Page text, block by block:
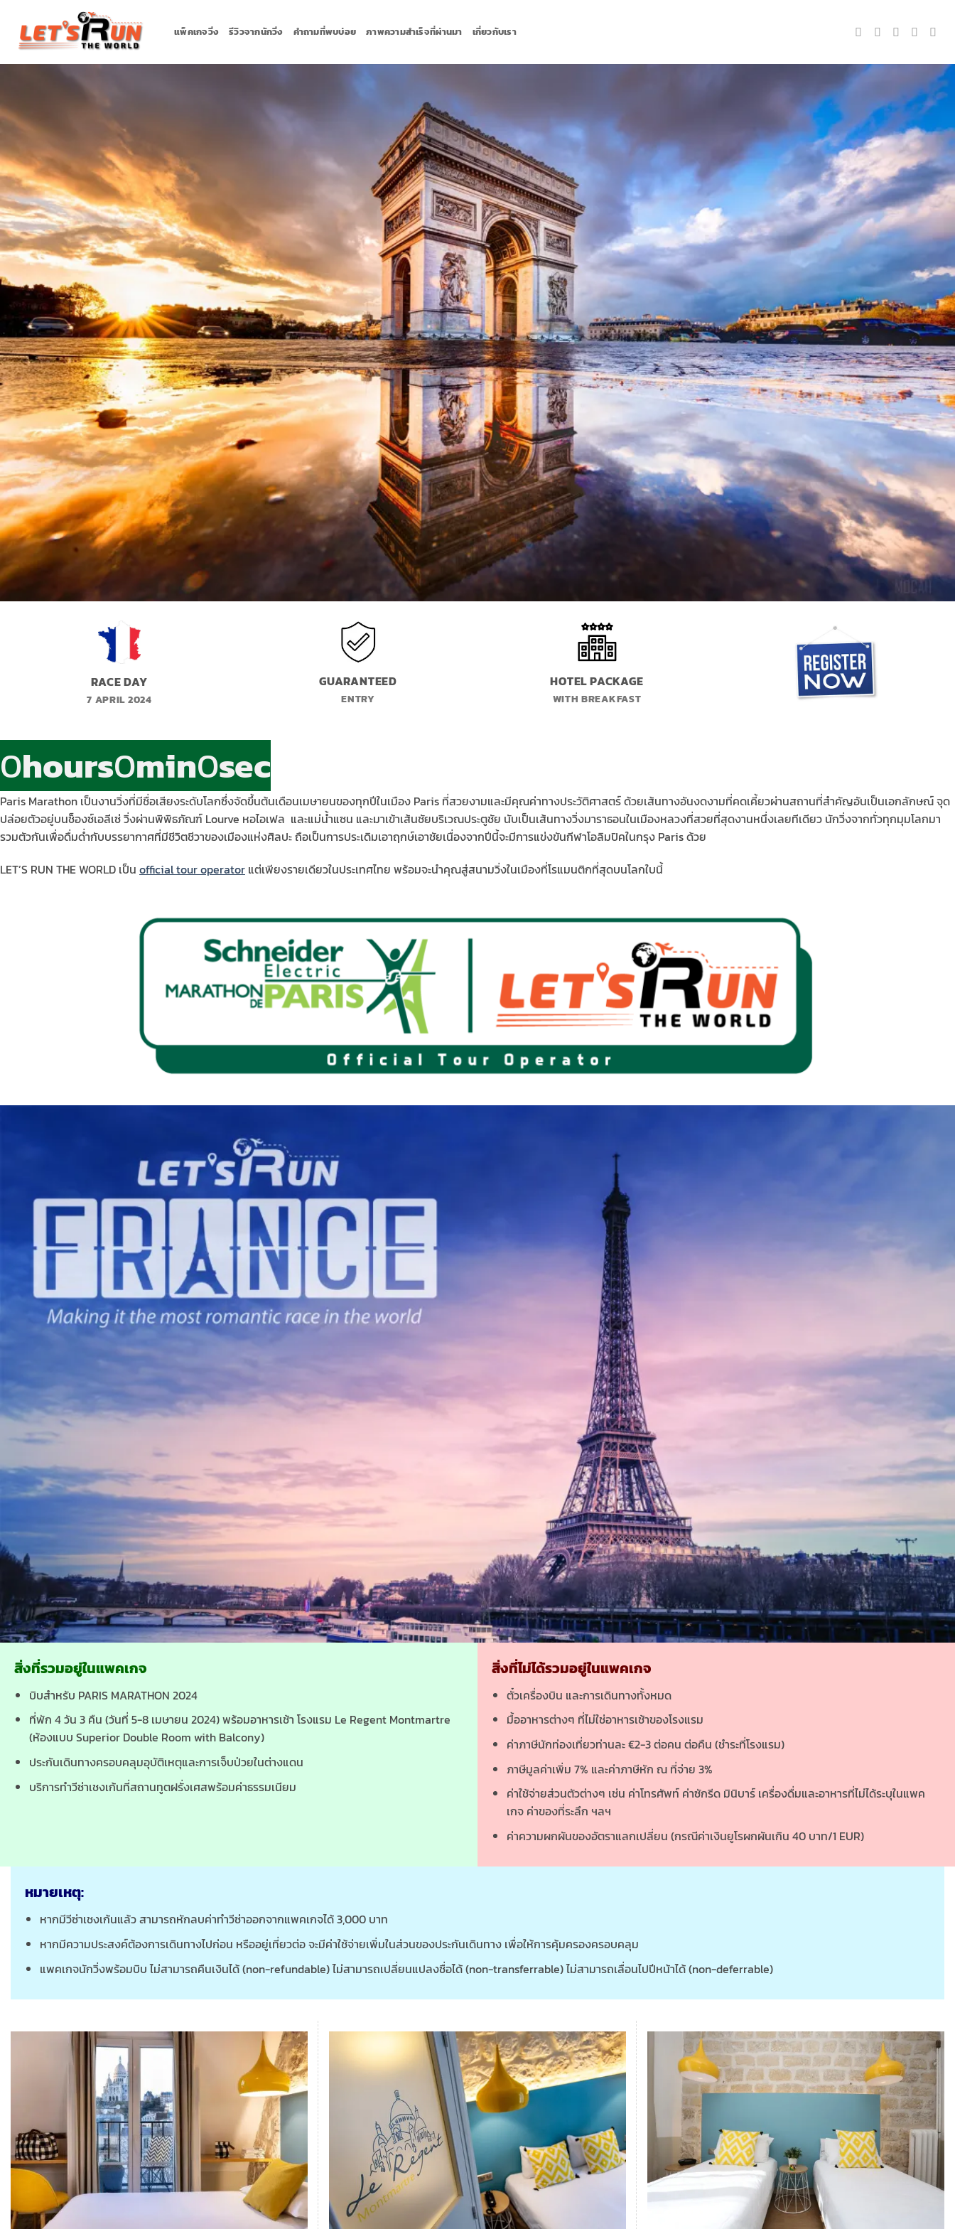
content
แพ็คเกจวิ่ง รีวิวจากนักวิ่ง คำถามที่พบบ่อย ภาพความสำเร็จที่ผ่านมา เกี่ยวกับเรา
RACE DAY
7 APRIL 2024
GUARANTEED
ENTRY
HOTEL PACKAGE
WITH BREAKFAST
0hours0min0sec
Paris Marathon เป็นงานวิ่งที่มีชื่อเสียงระดับโลกซึ่งจัดขึ้นต้นเดือนเมษายนของทุกปีในเมือง Paris ที่สวยงามและมีคุณค่าทางประวัติศาสตร์ ด้วยเส้นทางอันงดงามที่คดเคี้ยวผ่านสถานที่สำคัญอันเป็นเอกลักษณ์ จุด
ปล่อยตัวอยู่บนช็องซ์เอลีเซ่ วิ่งผ่านพิพิธภัณฑ์ Lourve หอไอเฟล และแม่น้ำแซน และมาเข้าเส้นชัยบริเวณประตูชัย นับเป็นเส้นทางวิ่งมาราธอนในเมืองหลวงที่สวยที่สุดงานหนึ่งเลยทีเดียว นักวิ่งจากทั่วทุกมุมโลกมา
รวมตัวกันเพื่อดื่มด่ำกับบรรยากาศที่มีชีวิตชีวาของเมืองแห่งศิลปะ ถือเป็นการประเดิมเอาฤกษ์เอาชัยเนื่องจากปีนี้จะมีการแข่งขันกีฬาโอลิมปิคในกรุง Paris ด้วย
LET’S RUN THE WORLD เป็น official tour operator แต่เพียงรายเดียวในประเทศไทย พร้อมจะนำคุณสู่สนามวิ่งในเมืองที่โรแมนติกที่สุดบนโลกใบนี้
สิ่งที่รวมอยู่ในแพคเกจ
บิบสำหรับ PARIS MARATHON 2024
ที่พัก 4 วัน 3 คืน (วันที่ 5-8 เมษายน 2024) พร้อมอาหารเช้า โรงแรม Le Regent Montmartre
(ห้องแบบ Superior Double Room with Balcony)
ประกันเดินทางครอบคลุมอุบัติเหตุและการเจ็บป่วยในต่างแดน
บริการทำวีซ่าเชงเก้นที่สถานทูตฝรั่งเศสพร้อมค่าธรรมเนียม
สิ่งที่ไม่ได้รวมอยู่ในแพคเกจ
ตั๋วเครื่องบิน และการเดินทางทั้งหมด
มื้ออาหารต่างๆ ที่ไม่ใช่อาหารเช้าของโรงแรม
ค่าภาษีนักท่องเที่ยวท่านละ €2-3 ต่อคน ต่อคืน (ชำระที่โรงแรม)
ภาษีมูลค่าเพิ่ม 7% และค่าภาษีหัก ณ ที่จ่าย 3%
ค่าใช้จ่ายส่วนตัวต่างๆ เช่น ค่าโทรศัพท์ ค่าซักรีด มินิบาร์ เครื่องดื่มและอาหารที่ไม่ได้ระบุในแพค
เกจ ค่าของที่ระลึก ฯลฯ
ค่าความผกผันของอัตราแลกเปลี่ยน (กรณีค่าเงินยูโรผกผันเกิน 40 บาท/1 EUR)
หมายเหตุ:
หากมีวีซ่าเชงเก้นแล้ว สามารถหักลบค่าทำวีซ่าออกจากแพคเกจได้ 3,000 บาท
หากมีความประสงค์ต้องการเดินทางไปก่อน หรืออยู่เที่ยวต่อ จะมีค่าใช้จ่ายเพิ่มในส่วนของประกันเดินทาง เพื่อให้การคุ้มครองครอบคลุม
แพคเกจนักวิ่งพร้อมบิบ ไม่สามารถคืนเงินได้ (non-refundable) ไม่สามารถเปลี่ยนแปลงชื่อได้ (non-transferrable) ไม่สามารถเลื่อนไปปีหน้าได้ (non-deferrable)